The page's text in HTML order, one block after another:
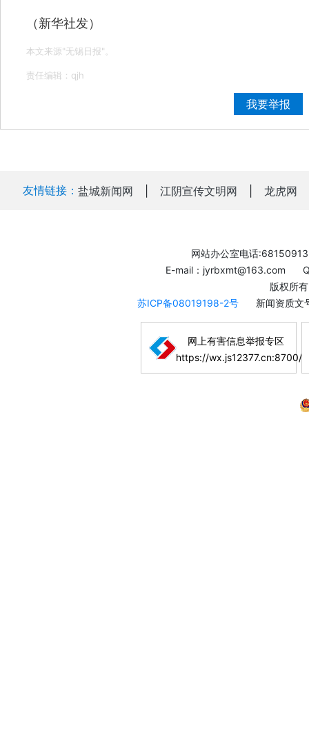
（新华社发）
本文来源"无锡日报"。
责任编辑：qjh
我要举报
友情链接： 盐城新闻网 江阴宣传文明网 龙虎网
网站办公室电话:68150913
E-mail：jyrbxmt@163.com
版权所
苏ICP备08019198-2号
新闻资质
网上有害信息举报专区
https://wx.js12377.cn:8700/